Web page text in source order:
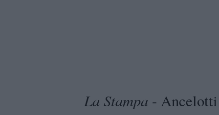
La Stampa -